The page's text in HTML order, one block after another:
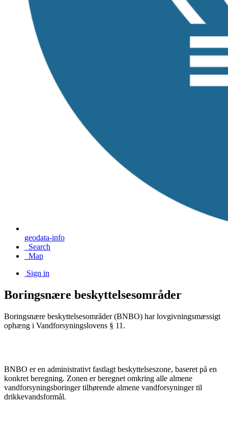
geodata-info
Search
Map
Sign in
Boringsnære beskyttelsesområder
Boringsnære beskyttelsesområder (BNBO) har lovgivningsmæssigt
ophæng i Vandforsyningslovens § 11.
BNBO er en administrativt fastlagt beskyttelseszone, baseret på en
konkret beregning. Zonen er beregnet omkring alle almene
vandforsyningsboringer tilhørende almene vandforsyninger til
drikkevandsformål.